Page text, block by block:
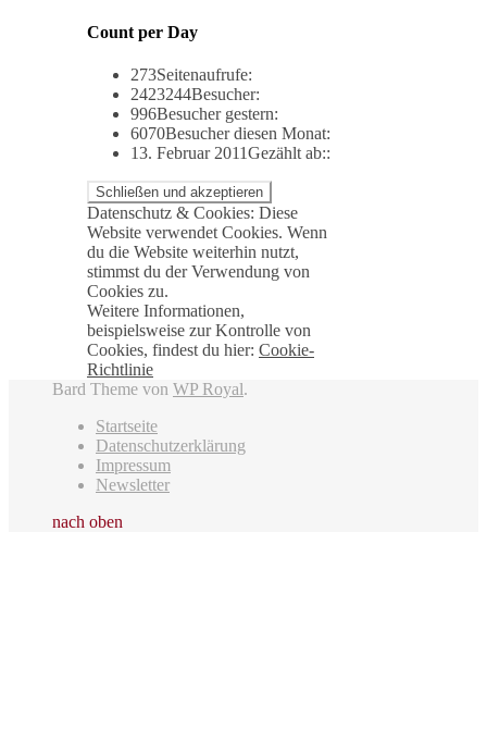
Count per Day
273Seitenaufrufe:
2423244Besucher:
996Besucher gestern:
6070Besucher diesen Monat:
13. Februar 2011Gezählt ab::
Datenschutz & Cookies: Diese
Website verwendet Cookies. Wenn
du die Website weiterhin nutzt,
stimmst du der Verwendung von
Cookies zu.
Weitere Informationen,
beispielsweise zur Kontrolle von
Cookies, findest du hier: Cookie-
Richtlinie
Bard Theme von WP Royal.
Startseite
Datenschutzerklärung
Impressum
Newsletter
nach oben